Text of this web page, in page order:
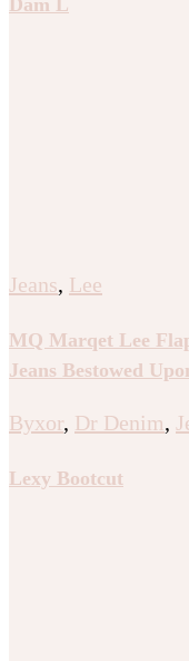
Jeans, Lee
MQ Marqet Lee
Jeans Bestowed
Byxor, Dr Denim,
Lexy Bootcut